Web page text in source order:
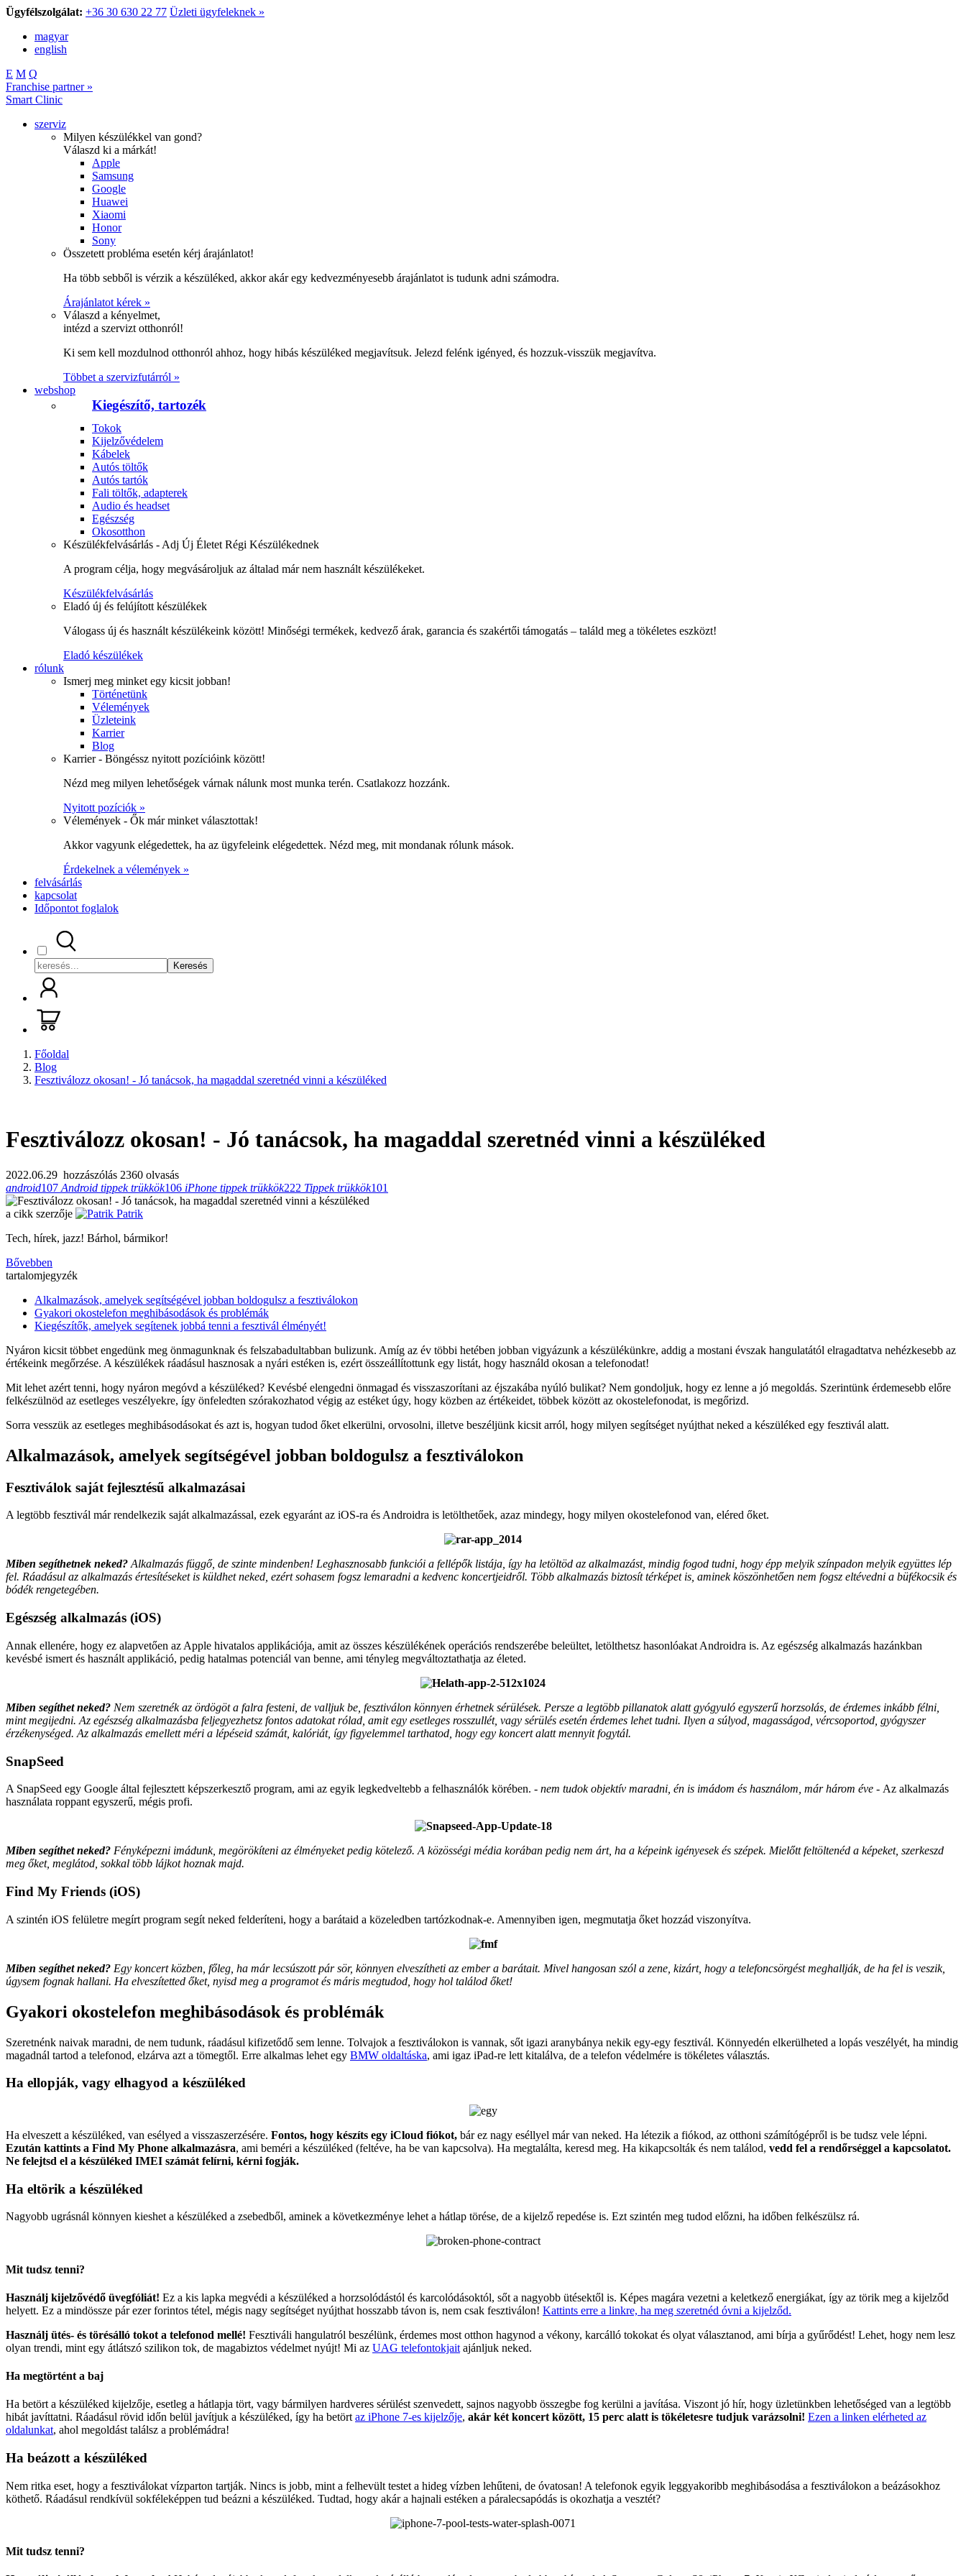
Ügyfélszolgálat: +36 30 630 22 77 Üzleti ügyfeleknek »
magyar
english
E M Q
Franchise partner »
Smart Clinic
szerviz
Milyen készülékkel van gond?
Válaszd ki a márkát!
Apple
Samsung
Google
Huawei
Xiaomi
Honor
Sony
Összetett probléma esetén kérj árajánlatot!
Ha több sebből is vérzik a készüléked, akkor akár egy kedvezményesebb árajánlatot is tudunk adni számodra.
Árajánlatot kérek »
Válaszd a kényelmet,
intézd a szervizt otthonról!
Ki sem kell mozdulnod otthonról ahhoz, hogy hibás készüléked megjavítsuk. Jelezd felénk igényed, és hozzuk-visszük megjavítva.
Többet a szervizfutárról »
webshop
Kiegészítő, tartozék
Tokok
Kijelzővédelem
Kábelek
Autós töltők
Autós tartók
Fali töltők, adapterek
Audio és headset
Egészség
Okosotthon
Készülékfelvásárlás - Adj Új Életet Régi Készülékednek
A program célja, hogy megvásároljuk az általad már nem használt készülékeket.
Készülékfelvásárlás
Eladó új és felújított készülékek
Válogass új és használt készülékeink között! Minőségi termékek, kedvező árak, garancia és szakértői támogatás – találd meg a tökéletes eszközt!
Eladó készülékek
rólunk
Ismerj meg minket egy kicsit jobban!
Történetünk
Vélemények
Üzleteink
Karrier
Blog
Karrier - Böngéssz nyitott pozícióink között!
Nézd meg milyen lehetőségek várnak nálunk most munka terén. Csatlakozz hozzánk.
Nyitott pozíciók »
Vélemények - Ők már minket választottak!
Akkor vagyunk elégedettek, ha az ügyfeleink elégedettek. Nézd meg, mit mondanak rólunk mások.
Érdekelnek a vélemények »
felvásárlás
kapcsolat
Időpontot foglalok
Keresés
Főoldal
Blog
Fesztiválozz okosan! - Jó tanácsok, ha magaddal szeretnéd vinni a készüléked
Fesztiválozz okosan! - Jó tanácsok, ha magaddal szeretnéd vinni a készüléked
2022.06.29 hozzászólás 2360 olvasás
android107 Android tippek trükkök106 iPhone tippek trükkök222 Tippek trükkök101
a cikk szerzője
Patrik
Tech, hírek, jazz! Bárhol, bármikor!
Bővebben
tartalomjegyzék
Alkalmazások, amelyek segítségével jobban boldogulsz a fesztiválokon
Gyakori okostelefon meghibásodások és problémák
Kiegészítők, amelyek segítenek jobbá tenni a fesztivál élményét!
Nyáron kicsit többet engedünk meg önmagunknak és felszabadultabban bulizunk. Amíg az év többi hetében jobban vigyázunk a készülékünkre, addig a mostani évszak hangulatától elragadtatva nehézkesebb az
értékeink megőrzése. A készülékek ráadásul hasznosak a nyári estéken is, ezért összeállítottunk egy listát, hogy használd okosan a telefonodat!
Mit lehet azért tenni, hogy nyáron megóvd a készüléked? Kevésbé elengedni önmagad és visszaszorítani az éjszakába nyúló bulikat? Nem gondoljuk, hogy ez lenne a jó megoldás. Szerintünk érdemesebb előre
felkészülnöd az esetleges veszélyekre, így önfeledten szórakozhatod végig az estéket úgy, hogy közben az értékeidet, többek között az okostelefonodat, is megőrizd.
Sorra vesszük az esetleges meghibásodásokat és azt is, hogyan tudod őket elkerülni, orvosolni, illetve beszéljünk kicsit arról, hogy milyen segítséget nyújthat neked a készüléked egy fesztivál alatt.
Alkalmazások, amelyek segítségével jobban boldogulsz a fesztiválokon
Fesztiválok saját fejlesztésű alkalmazásai
A legtöbb fesztivál már rendelkezik saját alkalmazással, ezek egyaránt az iOS-ra és Androidra is letölthetőek, azaz mindegy, hogy milyen okostelefonod van, eléred őket.
Miben segíthetnek neked?Alkalmazás függő, de szinte mindenben! Leghasznosabb funkciói a fellépők listája, így ha letöltöd az alkalmazást, mindig fogod tudni, hogy épp melyik színpadon melyik együttes lép
fel. Ráadásul az alkalmazás értesítéseket is küldhet neked, ezért sohasem fogsz lemaradni a kedvenc koncertjeidről. Több alkalmazás biztosít térképet is, aminek köszönhetően nem fogsz eltévedni a büfékocsik és
bódék rengetegében.
Egészség alkalmazás (iOS)
Annak ellenére, hogy ez alapvetően az Apple hivatalos applikációja, amit az összes készülékének operációs rendszerébe beleültet, letölthetsz hasonlóakat Androidra is. Az egészség alkalmazás hazánkban
kevésbé ismert és használt applikáció, pedig hatalmas potenciál van benne, ami tényleg megváltoztathatja az életed.
Miben segíthet neked? Nem szeretnék az ördögöt a falra festeni, de valljuk be, fesztiválon könnyen érhetnek sérülések. Persze a legtöbb pillanatok alatt gyógyuló egyszerű horzsolás, de érdemes inkább félni,
mint megijedni. Az egészség alkalmazásba feljegyezhetsz fontos adatokat rólad, amit egy esetleges rosszullét, vagy sérülés esetén érdemes lehet tudni. Ilyen a súlyod, magasságod, vércsoportod, gyógyszer
érzékenységed. Az alkalmazás emellett méri a lépéseid számát, kalóriát, így figyelemmel tarthatod, hogy egy koncert alatt mennyit fogytál.
SnapSeed
A SnapSeed egy Google által fejlesztett képszerkesztő program, ami az egyik legkedveltebb a felhasználók körében. - nem tudok objektív maradni, én is imádom és használom, már három éve - Az alkalmazás
használata roppant egyszerű, mégis profi.
Miben segíthet neked? Fényképezni imádunk, megörökíteni az élményeket pedig kötelező. A közösségi média korában pedig nem árt, ha a képeink igényesek és szépek. Mielőtt feltöltenéd a képeket, szerkeszd
meg őket, meglátod, sokkal több lájkot hoznak majd.
Find My Friends (iOS)
A szintén iOS felületre megírt program segít neked felderíteni, hogy a barátaid a közeledben tartózkodnak-e. Amennyiben igen, megmutatja őket hozzád viszonyítva.
Miben segíthet neked? Egy koncert közben, főleg, ha már lecsúszott pár sör, könnyen elveszítheti az ember a barátait. Mivel hangosan szól a zene, kizárt, hogy a telefoncsörgést meghallják, de ha fel is veszik,
úgysem fognak hallani. Ha elveszítetted őket, nyisd meg a programot és máris megtudod, hogy hol találod őket!
Gyakori okostelefon meghibásodások és problémák
Szeretnénk naivak maradni, de nem tudunk, ráadásul kifizetődő sem lenne. Tolvajok a fesztiválokon is vannak, sőt igazi aranybánya nekik egy-egy fesztivál. Könnyedén elkerülheted a lopás veszélyét, ha mindig
magadnál tartod a telefonod, elzárva azt a tömegtől. Erre alkalmas lehet egy BMW oldaltáska, ami igaz iPad-re lett kitalálva, de a telefon védelmére is tökéletes választás.
Ha ellopják, vagy elhagyod a készüléked
Ha elveszett a készüléked, van esélyed a visszaszerzésére. Fontos, hogy készíts egy iCloud fiókot, bár ez nagy eséllyel már van neked. Ha létezik a fiókod, az otthoni számítógépről is be tudsz vele lépni.
Ezután kattints a Find My Phone alkalmazásra, ami beméri a készüléked (feltéve, ha be van kapcsolva). Ha megtalálta, keresd meg. Ha kikapcsolták és nem találod, vedd fel a rendőrséggel a kapcsolatot.
Ne felejtsd el a készüléked IMEI számát felírni, kérni fogják.
Ha eltörik a készüléked
Nagyobb ugrásnál könnyen kieshet a készüléked a zsebedből, aminek a következménye lehet a hátlap törése, de a kijelző repedése is. Ezt szintén meg tudod előzni, ha időben felkészülsz rá.
Mit tudsz tenni?
Használj kijelzővédő üvegfóliát! Ez a kis lapka megvédi a készüléked a horzsolódástól és karcolódásoktól, sőt a nagyobb ütésektől is. Képes magára vezetni a keletkező energiákat, így az törik meg a kijelződ
helyett. Ez a mindössze pár ezer forintos tétel, mégis nagy segítséget nyújthat hosszabb távon is, nem csak fesztiválon! Kattints erre a linkre, ha meg szeretnéd óvni a kijelződ.
Használj ütés- és törésálló tokot a telefonod mellé! Fesztiváli hangulatról beszélünk, érdemes most otthon hagynod a vékony, karcálló tokokat és olyat választanod, ami bírja a gyűrődést! Lehet, hogy nem lesz
olyan trendi, mint egy átlátszó szilikon tok, de magabiztos védelmet nyújt! Mi az UAG telefontokjait ajánljuk neked.
Ha megtörtént a baj
Ha betört a készüléked kijelzője, esetleg a hátlapja tört, vagy bármilyen hardveres sérülést szenvedett, sajnos nagyobb összegbe fog kerülni a javítása. Viszont jó hír, hogy üzletünkben lehetőséged van a legtöbb
hibát javíttatni. Ráadásul rövid időn belül javítjuk a készüléked, így ha betörtaz iPhone 7-es kijelzője, akár két koncert között, 15 perc alatt is tökéletesre tudjuk varázsolni! Ezen a linken elérheted az
oldalunkat, ahol megoldást találsz a problémádra!
Ha beázott a készüléked
Nem ritka eset, hogy a fesztiválokat vízparton tartják. Nincs is jobb, mint a felhevült testet a hideg vízben lehűteni, de óvatosan! A telefonok egyik leggyakoribb meghibásodása a fesztiválokon a beázásokhoz
köthető. Ráadásul rendkívül sokféleképpen tud beázni a készüléked. Tudtad, hogy akár a hajnali estéken a páralecsapódás is okozhatja a vesztét?
Mit tudsz tenni?